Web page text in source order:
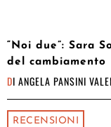
“Noi due”: Sara
del cambiamento
DI ANGELA PANSINI
RECENSIONI